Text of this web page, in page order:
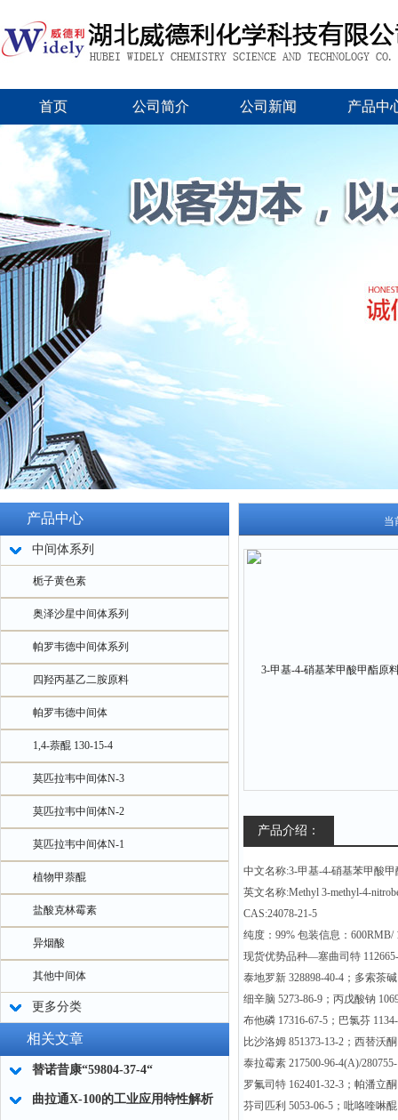
首页 公司简介 公司新闻 产品中
产品中心
中间体系列
栀子黄色素
奥泽沙星中间体系列
帕罗韦德中间体系列
四羟丙基乙二胺原料
帕罗韦德中间体
1,4-萘醌 130-15-4
莫匹拉韦中间体N-3
莫匹拉韦中间体N-2
莫匹拉韦中间体N-1
植物甲萘醌
盐酸克林霉素
异烟酸
其他中间体
更多分类
相关文章
替诺昔康“59804-37-4“
曲拉通X-100的工业应用特性解析
当
产品介绍：
中文名称:3-甲基-4-硝基苯甲酸甲
英文名称:Methyl 3-methyl-4-
CAS:24078-21-5
纯度：99% 包装信息：600RMB/
现货优势品种—塞曲司特
泰地罗新 328898-40-4；多索茶
细辛脑 5273-86-9；丙戊酸钠
布他磷 17316-67-5；巴氯芬
比沙洛姆 851373-13-2；西替沃
泰拉霉素 217500-96-4(A)/
罗氟司特 162401-32-3；帕潘立
芬司匹利 5053-06-5；吡咯喹啉